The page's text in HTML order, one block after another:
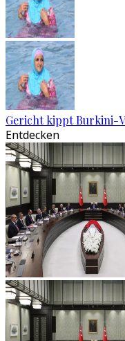
Gericht kippt Burkini-
Entdecken